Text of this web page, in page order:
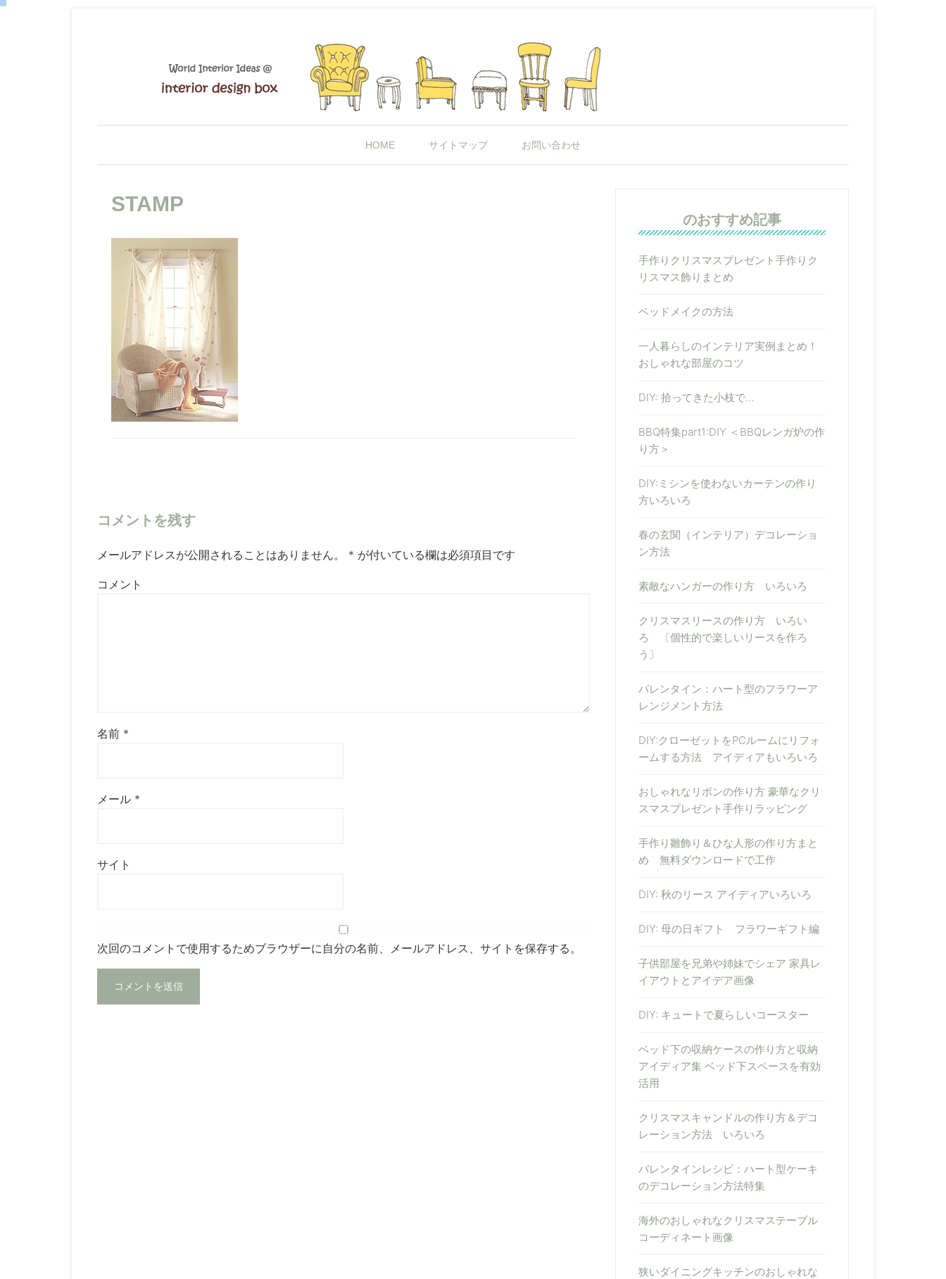
HOME サイトマップ お問い合わせ
STAMP
コメントを残す
メールアドレスが公開されることはありません。 * が付いている欄は必須項目です
コメント
名前 *
メール *
サイト
次回のコメントで使用するためブラウザーに自分の名前、メールアドレス、サイトを保存する。
のおすすめ記事
手作りクリスマスプレゼント手作りク
リスマス飾りまとめ
ベッドメイクの方法
一人暮らしのインテリア実例まとめ！
おしゃれな部屋のコツ
DIY: 拾ってきた小枝で…
BBQ特集part1:DIY ＜BBQレンガ炉の作
り方＞
DIY:ミシンを使わないカーテンの作り
方いろいろ
春の玄関（インテリア）デコレーショ
ン方法
素敵なハンガーの作り方 いろいろ
クリスマスリースの作り方 いろい
ろ 〔個性的で楽しいリースを作ろ
う〕
バレンタイン：ハート型のフラワーア
レンジメント方法
DIY:クローゼットをPCルームにリフォ
ームする方法 アイディアもいろいろ
おしゃれなリボンの作り方 豪華なクリ
スマスプレゼント手作りラッピング
手作り雛飾り＆ひな人形の作り方まと
め 無料ダウンロードで工作
DIY: 秋のリース アイディアいろいろ
DIY: 母の日ギフト フラワーギフト編
子供部屋を兄弟や姉妹でシェア 家具レ
イアウトとアイデア画像
DIY: キュートで夏らしいコースター
ベッド下の収納ケースの作り方と収納
アイディア集 ベッド下スペースを有効
活用
クリスマスキャンドルの作り方＆デコ
レーション方法 いろいろ
バレンタインレシピ：ハート型ケーキ
のデコレーション方法特集
海外のおしゃれなクリスマステーブル
コーディネート画像
狭いダイニングキッチンのおしゃれな